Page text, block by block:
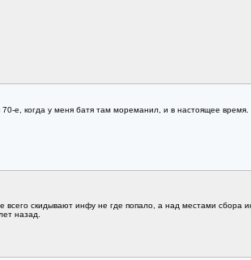
е, когда у меня батя там мореманил, и в настоящее время.
скидывают инфу не где попало, а над местами
назад.